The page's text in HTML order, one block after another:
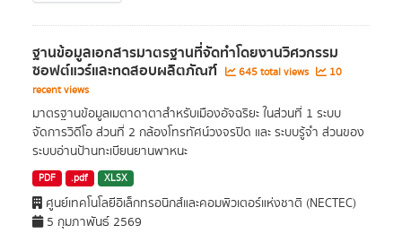
ฐานข้อมูลเอกสารมาตรฐานที่จัดทำโดยงานวิศวกรรม
ซอฟต์แวร์และทดสอบผลิตภัณฑ์ 645 total views
10
recent views
มาตรฐานข้อมูลเมตาดาตาสำหรับเมืองอัจฉริยะ ในส่วนที่ 1 ระบบ
จัดการวิดีโอ ส่วนที่ 2 กล้องโทรทัศน์วงจรปิด และ ระบบรู้จำ ส่วนของ
ระบบอ่านป้านทะเบียนยานพาหนะ
PDF .pdf XLSX
ศูนย์เทคโนโลยีอิเล็กทรอนิกส์และคอมพิวเตอร์แห่งชาติ (NECTEC)
5 กุมภาพันธ์ 2569